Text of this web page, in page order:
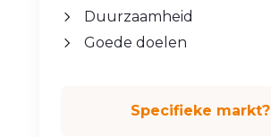
Duurzaamheid
Goede doelen
Specifieke markt?